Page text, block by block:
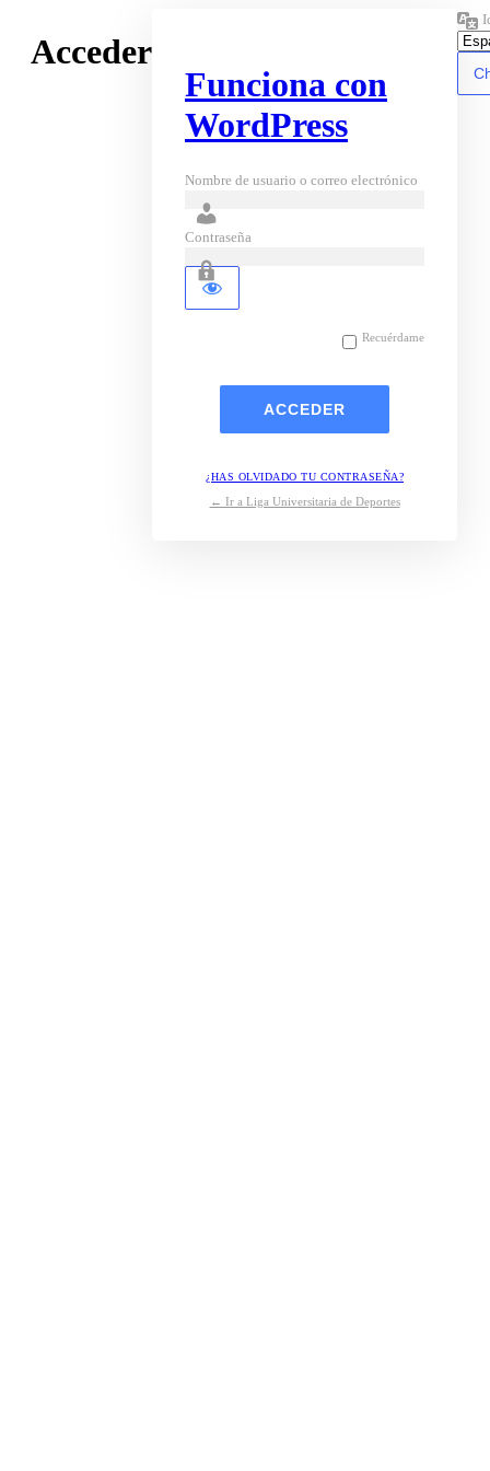
Acceder
Funciona con
WordPress
Nombre de usuario o correo electrónico
Contraseña
Recuérdame
¿HAS OLVIDADO TU CONTRASEÑA?
← Ir a Liga Universitaria de Deportes